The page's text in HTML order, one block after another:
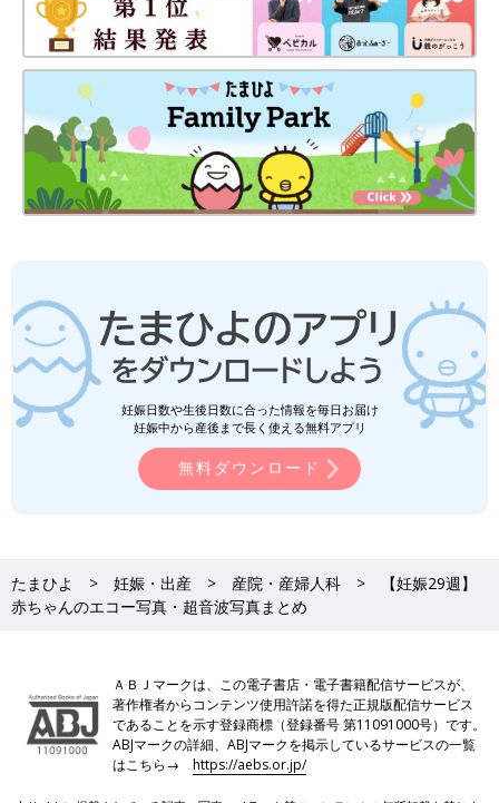
妊娠日数や生後日数に合った情報を毎日お届け
妊娠中から産後まで長く使える無料アプリ
無料ダウンロード
たまひよ 妊娠・出産 産院・産婦人科
【妊娠29週】
赤ちゃんのエコー写真・超音波写真まとめ
ＡＢＪマークは、この電子書店・電子書籍配信サービスが、
著作権者からコンテンツ使用許諾を得た正規版配信サービス
であることを示す登録商標（登録番号 第11091000号）です。
ABJマークの詳細、ABJマークを掲示しているサービスの一覧
はこちら→https://aebs.or.jp/